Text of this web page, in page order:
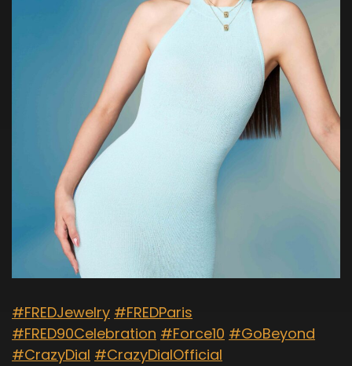
#FREDJewelry #FREDParis
#FRED90Celebration #Force10 #GoBeyond
#CrazyDial #CrazyDialOfficial